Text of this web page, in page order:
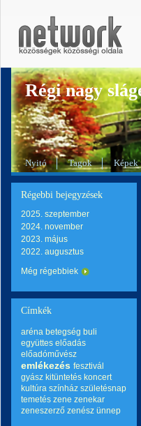
Régi nagy
Nyitó Tagok Képek
Régebbi bejegyzések
2025. szeptember
2024. november
2023. május
2022. augusztus
Még régebbiek
Címkék
aréna betegség buli
együttes előadás
előadóművész
emlékezés fesztivál
gyász kitüntetés koncert
kultúra színház születésnap
temetés zene zenekar
zeneszerző zenész ünnep